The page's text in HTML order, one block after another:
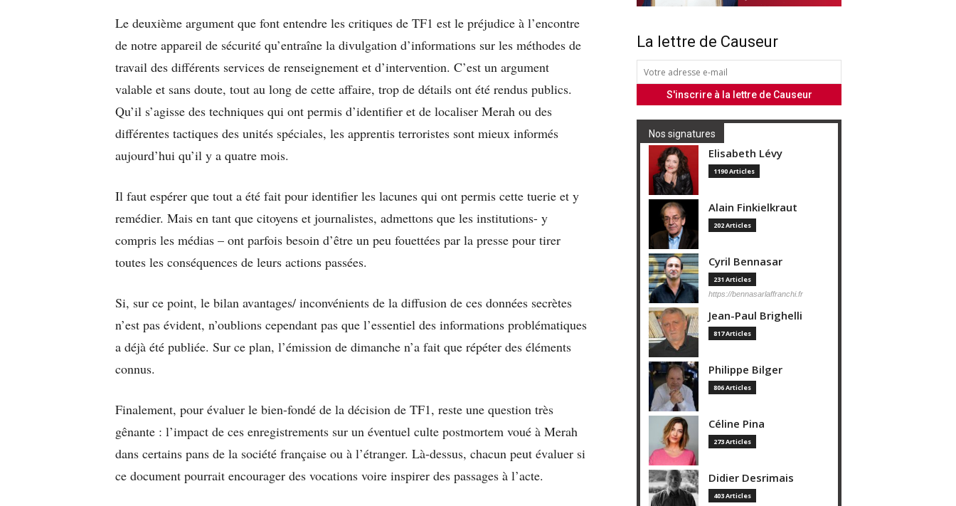
Le deuxième argument que font entendre les critiques de TF1 est le préjudice à l’encontre
de notre appareil de sécurité qu’entraîne la divulgation d’informations sur les méthodes de
travail des différents services de renseignement et d’intervention. C’est un argument
valable et sans doute, tout au long de cette affaire, trop de détails ont été rendus publics.
Qu’il s’agisse des techniques qui ont permis d’identifier et de localiser Merah ou des
différentes tactiques des unités spéciales, les apprentis terroristes sont mieux informés
aujourd’hui qu’il y a quatre mois.
Il faut espérer que tout a été fait pour identifier les lacunes qui ont permis cette tuerie et y
remédier. Mais en tant que citoyens et journalistes, admettons que les institutions- y
compris les médias – ont parfois besoin d’être un peu fouettées par la presse pour tirer
toutes les conséquences de leurs actions passées.
Si, sur ce point, le bilan avantages/ inconvénients de la diffusion de ces données secrètes
n’est pas évident, n’oublions cependant pas que l’essentiel des informations problématiques
a déjà été publiée. Sur ce plan, l’émission de dimanche n’a fait que répéter des éléments
connus.
Finalement, pour évaluer le bien-fondé de la décision de TF1, reste une question très
gênante : l’impact de ces enregistrements sur un éventuel culte postmortem voué à Merah
dans certains pans de la société française ou à l’étranger. Là-dessus, chacun peut évaluer si
ce document pourrait encourager des vocations voire inspirer des passages à l’acte.
La lettre de Causeur
Nos signatures
Elisabeth Lévy
1190 Articles
Alain Finkielkraut
202 Articles
Cyril Bennasar
231 Articles
https://bennasarlaffranchi.fr
Jean-Paul Brighelli
817 Articles
Philippe Bilger
806 Articles
Céline Pina
273 Articles
Didier Desrimais
403 Articles